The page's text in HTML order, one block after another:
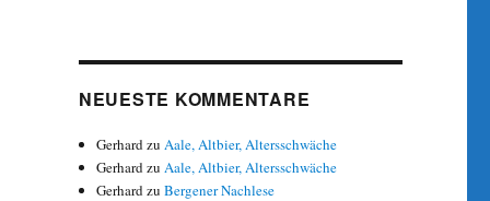
NEUESTE KOMMENTARE
GerhardzuAale, Altbier, Altersschwäche
GerhardzuAale, Altbier, Altersschwäche
GerhardzuBergener Nachlese